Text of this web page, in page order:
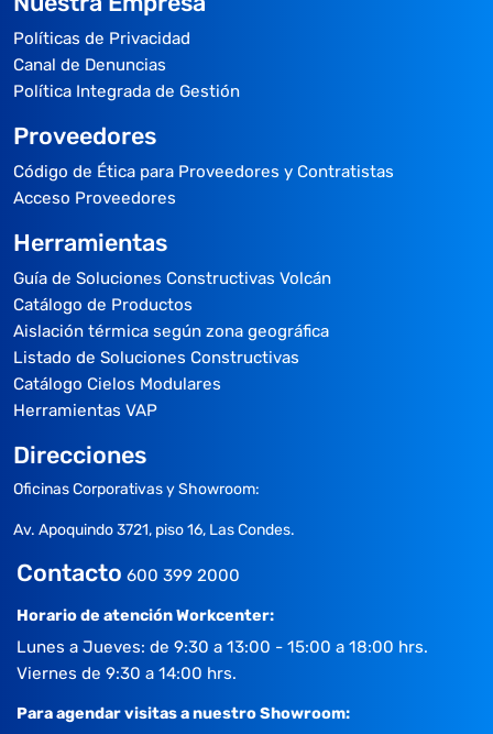
Políticas de Privacidad
Canal de Denuncias
Política Integrada de Gestión
Proveedores
Código de Ética para Proveedores y Contratistas
Acceso Proveedores
Herramientas
Guía de Soluciones Constructivas Volcán
Catálogo de Productos
Aislación térmica según zona geográfica
Listado de Soluciones Constructivas
Catálogo Cielos Modulares
Herramientas VAP
Direcciones
Oficinas Corporativas y Showroom:
Av. Apoquindo 3721, piso 16, Las Condes.
Contacto 600 399 2000
Horario de atención Workcenter:
Lunes a Jueves: de 9:30 a 13:00 - 15:00 a 18:00 hrs.
Viernes de 9:30 a 14:00 hrs.
Para agendar visitas a nuestro Showroom: